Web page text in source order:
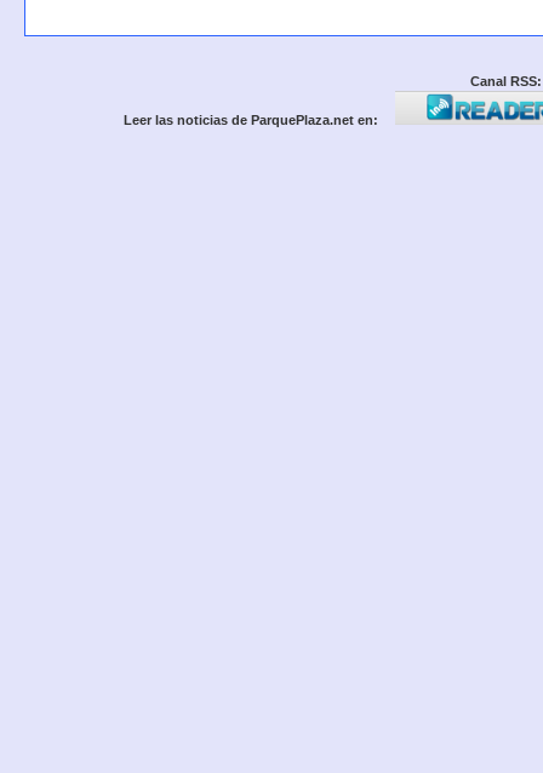
Canal RSS:
Leer las noticias de ParquePlaza.net en: